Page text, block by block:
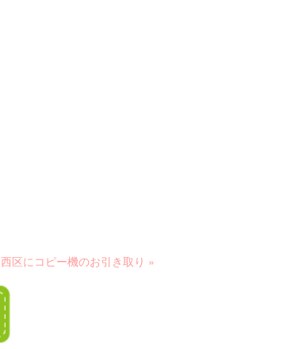
西区にコピー機のお引き取り »